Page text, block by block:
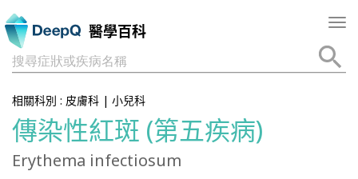
醫學百科
搜尋症狀或疾病名稱
相關科別 : 皮膚科 | 小兒科
傳染性紅斑 (第五疾病)
Erythema infectiosum